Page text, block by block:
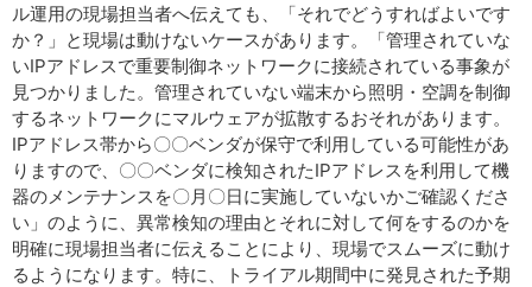
ル運用の現場担当者へ伝えても、「それでどうすればよいです
か？」と現場は動けないケースがあります。「管理されていな
いIPアドレスで重要制御ネットワークに接続されている事象が
見つかりました。管理されていない端末から照明・空調を制御
するネットワークにマルウェアが拡散するおそれがあります。
IPアドレス帯から〇〇ベンダが保守で利用している可能性があ
りますので、〇〇ベンダに検知されたIPアドレスを利用して機
器のメンテナンスを〇月〇日に実施していないかご確認くださ
い」のように、異常検知の理由とそれに対して何をするのかを
明確に現場担当者に伝えることにより、現場でスムーズに動け
るようになります。特に、トライアル期間中に発見された予期